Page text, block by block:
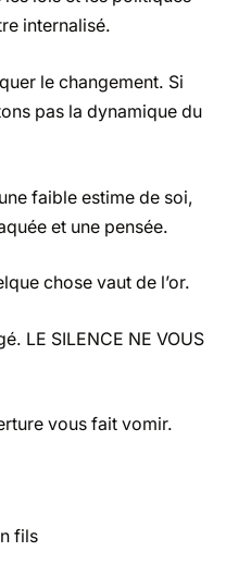
internalisé.
le changement. Si
pas la dynamique du
faible estime de soi,
et une pensée.
chose vaut de l’or.
LE SILENCE NE VOUS
vous fait vomir.
fils